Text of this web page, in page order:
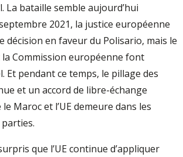
La bataille semble aujourd’hui
2021, la justice européenne
décision en faveur du Polisario, mais le
la Commission européenne font
Et pendant ce temps, le pillage des
et un accord de libre-échange
Maroc et l’UE demeure dans les
que l’UE continue d’appliquer